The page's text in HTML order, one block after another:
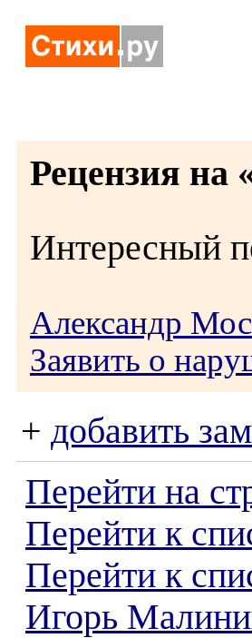
Рецензия на
Интересный
Александр
Заявить о
+ добавить
Перейти на
Перейти к
Перейти к
Игорь